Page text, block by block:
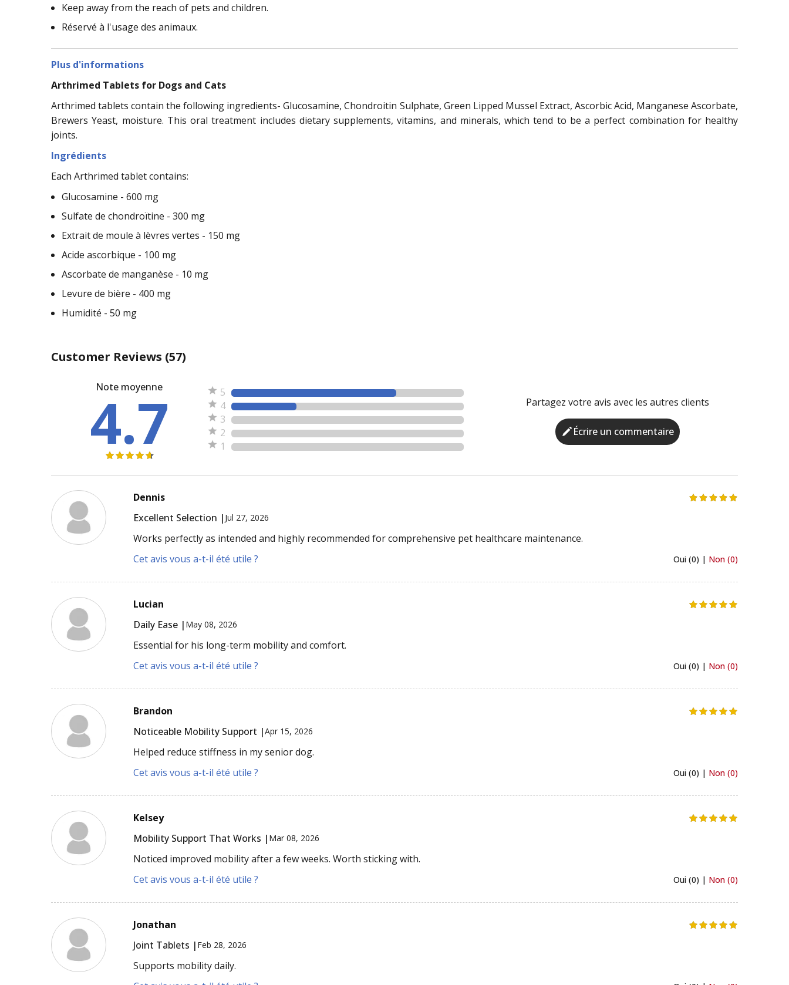
Keep away from the reach of pets and children.
Réservé à l'usage des animaux.
Plus d'informations
Arthrimed Tablets for Dogs and Cats
Arthrimed tablets contain the following ingredients- Glucosamine, Chondroitin Sulphate, Green Lipped Mussel Extract, Ascorbic Acid, Manganese Ascorbate,
Brewers Yeast, moisture. This oral treatment includes dietary supplements, vitamins, and minerals, which tend to be a perfect combination for healthy
joints.
Ingrédients
Each Arthrimed tablet contains:
Glucosamine - 600 mg
Sulfate de chondroïtine - 300 mg
Extrait de moule à lèvres vertes - 150 mg
Acide ascorbique - 100 mg
Ascorbate de manganèse - 10 mg
Levure de bière - 400 mg
Humidité - 50 mg
Customer Reviews (57)
Note moyenne
4.7
5
4
3
2
1
Partagez votre avis avec les autres clients
Écrire un commentaire
Dennis
Excellent Selection | Jul 27, 2026
Works perfectly as intended and highly recommended for comprehensive pet healthcare maintenance.
Cet avis vous a-t-il été utile ?
Oui (0) | Non (0)
Lucian
Daily Ease | May 08, 2026
Essential for his long-term mobility and comfort.
Cet avis vous a-t-il été utile ?
Oui (0) | Non (0)
Brandon
Noticeable Mobility Support |Apr 15, 2026
Helped reduce stiffness in my senior dog.
Cet avis vous a-t-il été utile ?
Oui (0) | Non (0)
Kelsey
Mobility Support That Works | Mar 08, 2026
Noticed improved mobility after a few weeks. Worth sticking with.
Cet avis vous a-t-il été utile ?
Oui (0) | Non (0)
Jonathan
Joint Tablets | Feb 28, 2026
Supports mobility daily.